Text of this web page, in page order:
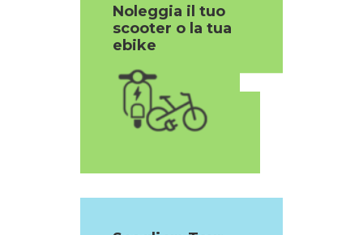
1
Noleggia il tuo
scooter o la tua
ebike